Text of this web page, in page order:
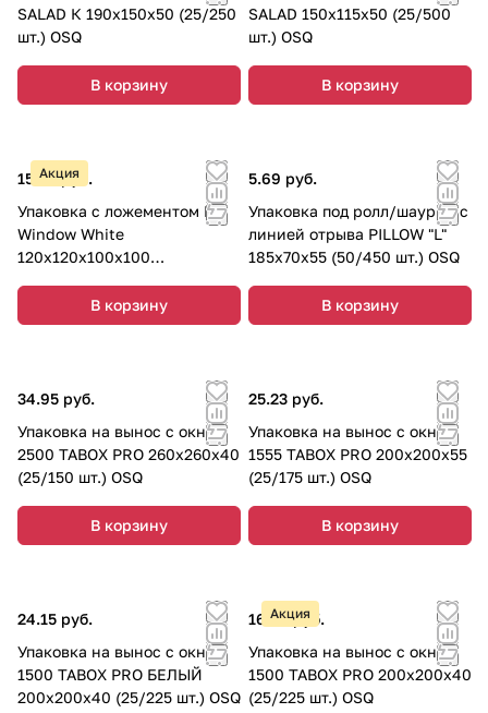
SALAD К 190х150х50 (25/250
шт.) OSQ
В корзину
SALAD 150х115х50 (25/500
шт.) OSQ
В корзину
Акция
15.50 руб.
Упаковка с ложементом PIE
Window White
120х120х100х100
В корзину
5.69 руб.
Упаковка под ролл/шаурму с
линией отрыва PILLOW "L"
185х70х55 (50/450 шт.) OSQ
В корзину
34.95 руб.
Упаковка на вынос с окном
2500 TABOX PRO 260х260х40
(25/150 шт.) OSQ
В корзину
25.23 руб.
Упаковка на вынос с окном
1555 TABOX PRO 200х200х55
(25/175 шт.) OSQ
В корзину
24.15 руб.
Упаковка на вынос с окном
1500 TABOX PRO БЕЛЫЙ
200х200х40 (25/225 шт.) OSQ
Акция
16.45 руб.
Упаковка на вынос с окном
1500 TABOX PRO 200х200х40
(25/225 шт.) OSQ